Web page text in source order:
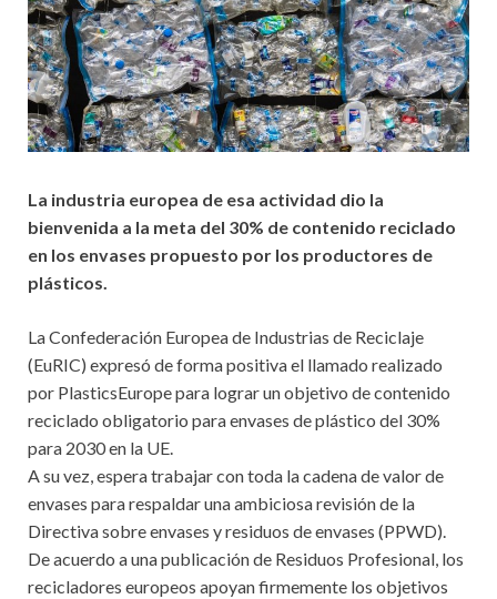
La industria europea de esa actividad dio la
bienvenida a la meta del 30% de contenido reciclado
en los envases propuesto por los productores de
plásticos.
La Confederación Europea de Industrias de Reciclaje
(EuRIC) expresó de forma positiva el llamado realizado
por PlasticsEurope para lograr un objetivo de contenido
reciclado obligatorio para envases de plástico del 30%
para 2030 en la UE.
A su vez, espera trabajar con toda la cadena de valor de
envases para respaldar una ambiciosa revisión de la
Directiva sobre envases y residuos de envases (PPWD).
De acuerdo a una publicación de Residuos Profesional, los
recicladores europeos apoyan firmemente los objetivos